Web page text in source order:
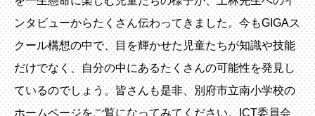
ンタビューからたくさん伝わってきました。今もGIGAス
クール構想の中で、目を輝かせた児童たちが知識や技能
だけでなく、自分の中にあるたくさんの可能性を発見し
ているのでしょう。皆さんも是非、別府市立南小学校の
ホームページをご覧になってみてください。ICT委員会